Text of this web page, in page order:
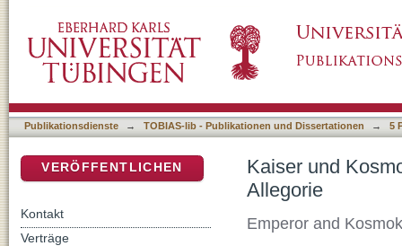
Publikationsdienste → TOBIAS-lib - Publikationen und Dissertationen → 5
Kaiser und
Allegorie
Emperor and
VERÖFFENTLICHEN
Kontakt
Verträge